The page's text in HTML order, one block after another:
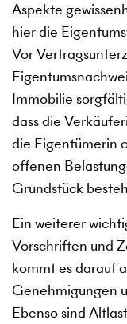
Aspekte
hier die
Vor
Immobilie
dass die
die Eigentümerin
offenen
Grundstück
Ein weiterer
Vorschriften und
kommt es darauf
Genehmigungen
Ebenso sind